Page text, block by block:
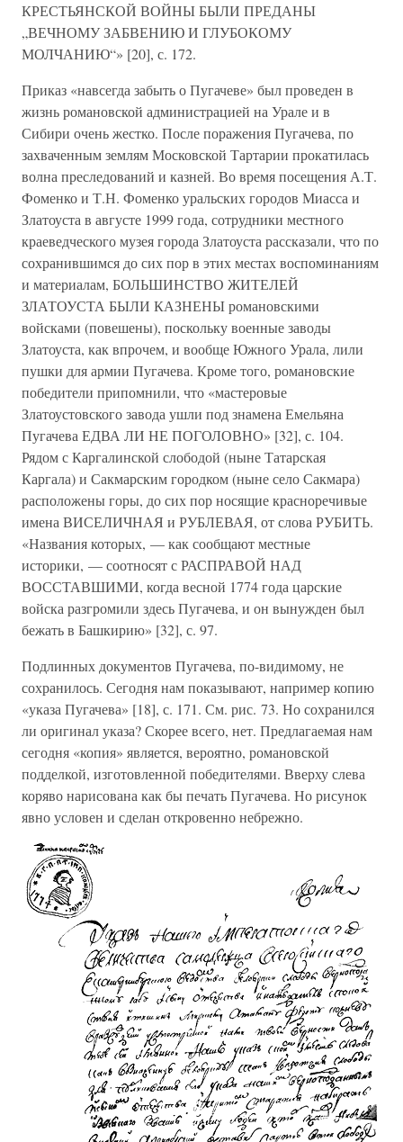
КРЕСТЬЯНСКОЙ ВОЙНЫ БЫЛИ ПРЕДАНЫ
„ВЕЧНОМУ ЗАБВЕНИЮ И ГЛУБОКОМУ
МОЛЧАНИЮ“» [20], с. 172.
Приказ «навсегда забыть о Пугачеве» был проведен в
жизнь романовской администрацией на Урале и в
Сибири очень жестко. После поражения Пугачева, по
захваченным землям Московской Тартарии прокатилась
волна преследований и казней. Во время посещения А.Т.
Фоменко и Т.Н. Фоменко уральских городов Миасса и
Златоуста в августе 1999 года, сотрудники местного
краеведческого музея города Златоуста рассказали, что по
сохранившимся до сих пор в этих местах воспоминаниям
и материалам, БОЛЬШИНСТВО ЖИТЕЛЕЙ
ЗЛАТОУСТА БЫЛИ КАЗНЕНЫ романовскими
войсками (повешены), поскольку военные заводы
Златоуста, как впрочем, и вообще Южного Урала, лили
пушки для армии Пугачева. Кроме того, романовские
победители припомнили, что «мастеровые
Златоустовского завода ушли под знамена Емельяна
Пугачева ЕДВА ЛИ НЕ ПОГОЛОВНО» [32], с. 104.
Рядом с Каргалинской слободой (ныне Татарская
Каргала) и Сакмарским городком (ныне село Сакмара)
расположены горы, до сих пор носящие красноречивые
имена ВИСЕЛИЧНАЯ и РУБЛЕВАЯ, от слова РУБИТЬ.
«Названия которых, — как сообщают местные
историки, — соотносят с РАСПРАВОЙ НАД
ВОССТАВШИМИ, когда весной 1774 года царские
войска разгромили здесь Пугачева, и он вынужден был
бежать в Башкирию» [32], с. 97.
Подлинных документов Пугачева, по-видимому, не
сохранилось. Сегодня нам показывают, например копию
«указа Пугачева» [18], с. 171. См. рис. 73. Но сохранился
ли оригинал указа? Скорее всего, нет. Предлагаемая нам
сегодня «копия» является, вероятно, романовской
подделкой, изготовленной победителями. Вверху слева
коряво нарисована как бы печать Пугачева. Но рисунок
явно условен и сделан откровенно небрежно.